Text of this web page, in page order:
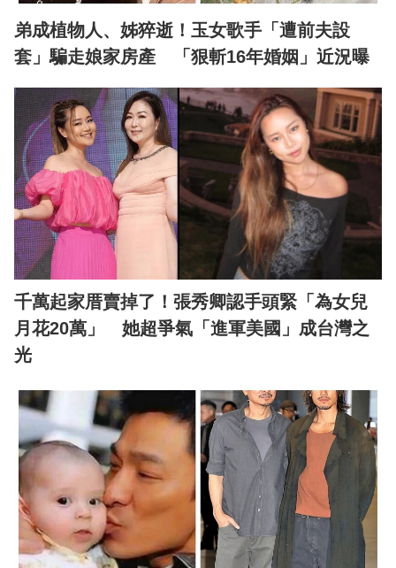
弟成植物人、姊猝逝！玉女歌手「遭前夫設
套」騙走娘家房產 「狠斬16年婚姻」近況曝
千萬起家厝賣掉了！張秀卿認手頭緊「為女兒
月花20萬」 她超爭氣「進軍美國」成台灣之
光